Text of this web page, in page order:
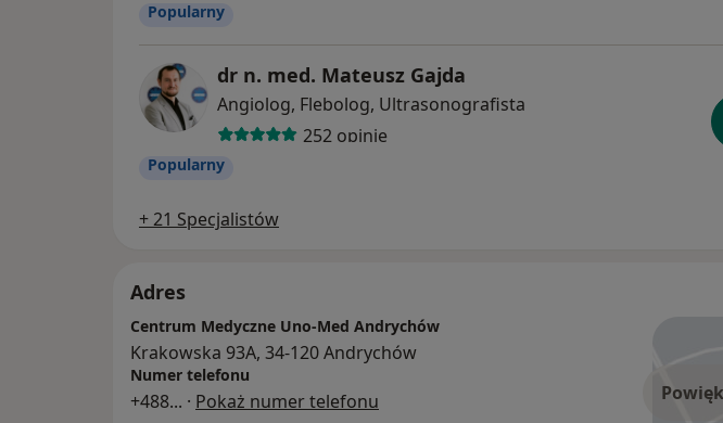
Popularny
dr n. med. Mateusz Gajda
Angiolog, Flebolog, Ultrasonografista
252 opinie
Popularny
+ 21 Specjalistów
Adres
Centrum Medyczne Uno-Med Andrychów
Krakowska 93A, 34-120 Andrychów
Numer telefonu
+488... · Pokaż numer telefonu